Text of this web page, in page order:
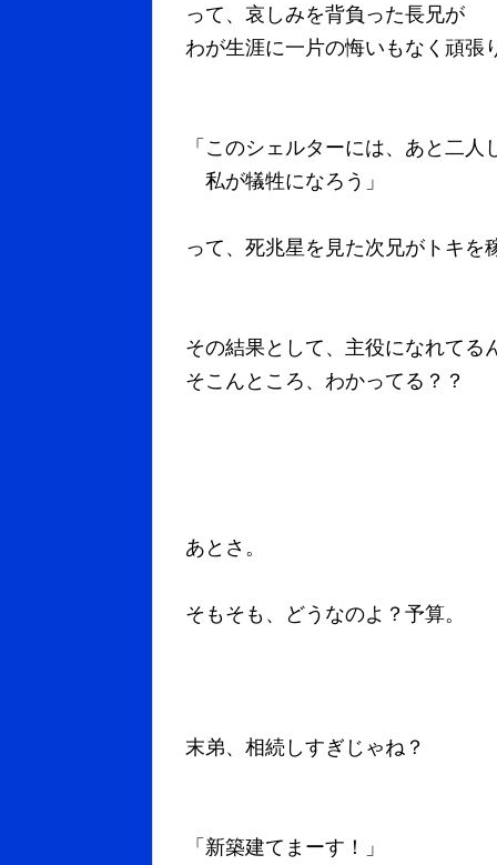
って、哀しみを背負った長兄が
わが生涯に一片の悔いもなく頑張
「このシェルターには、あと二人
私が犠牲になろう」
って、死兆星を見た次兄がトキを
その結果として、主役になれてる
そこんところ、わかってる？？
あとさ。
そもそも、どうなのよ？予算。
末弟、相続しすぎじゃね？
「新築建てまーす！」